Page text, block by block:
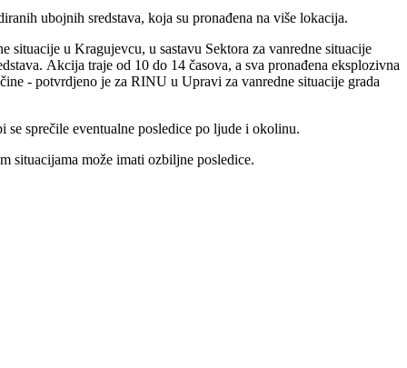
ubojnih sredstava, koja su pronađena na više lokacija.
u Kragujevcu, u sastavu Sektora za vanredne situacije
Akcija traje od 10 do 14 časova, a sva pronađena eksplozivna
- potvrdjeno je za RINU u Upravi za vanredne situacije grada
sprečile eventualne posledice po ljude i okolinu.
situacijama može imati ozbiljne posledice.